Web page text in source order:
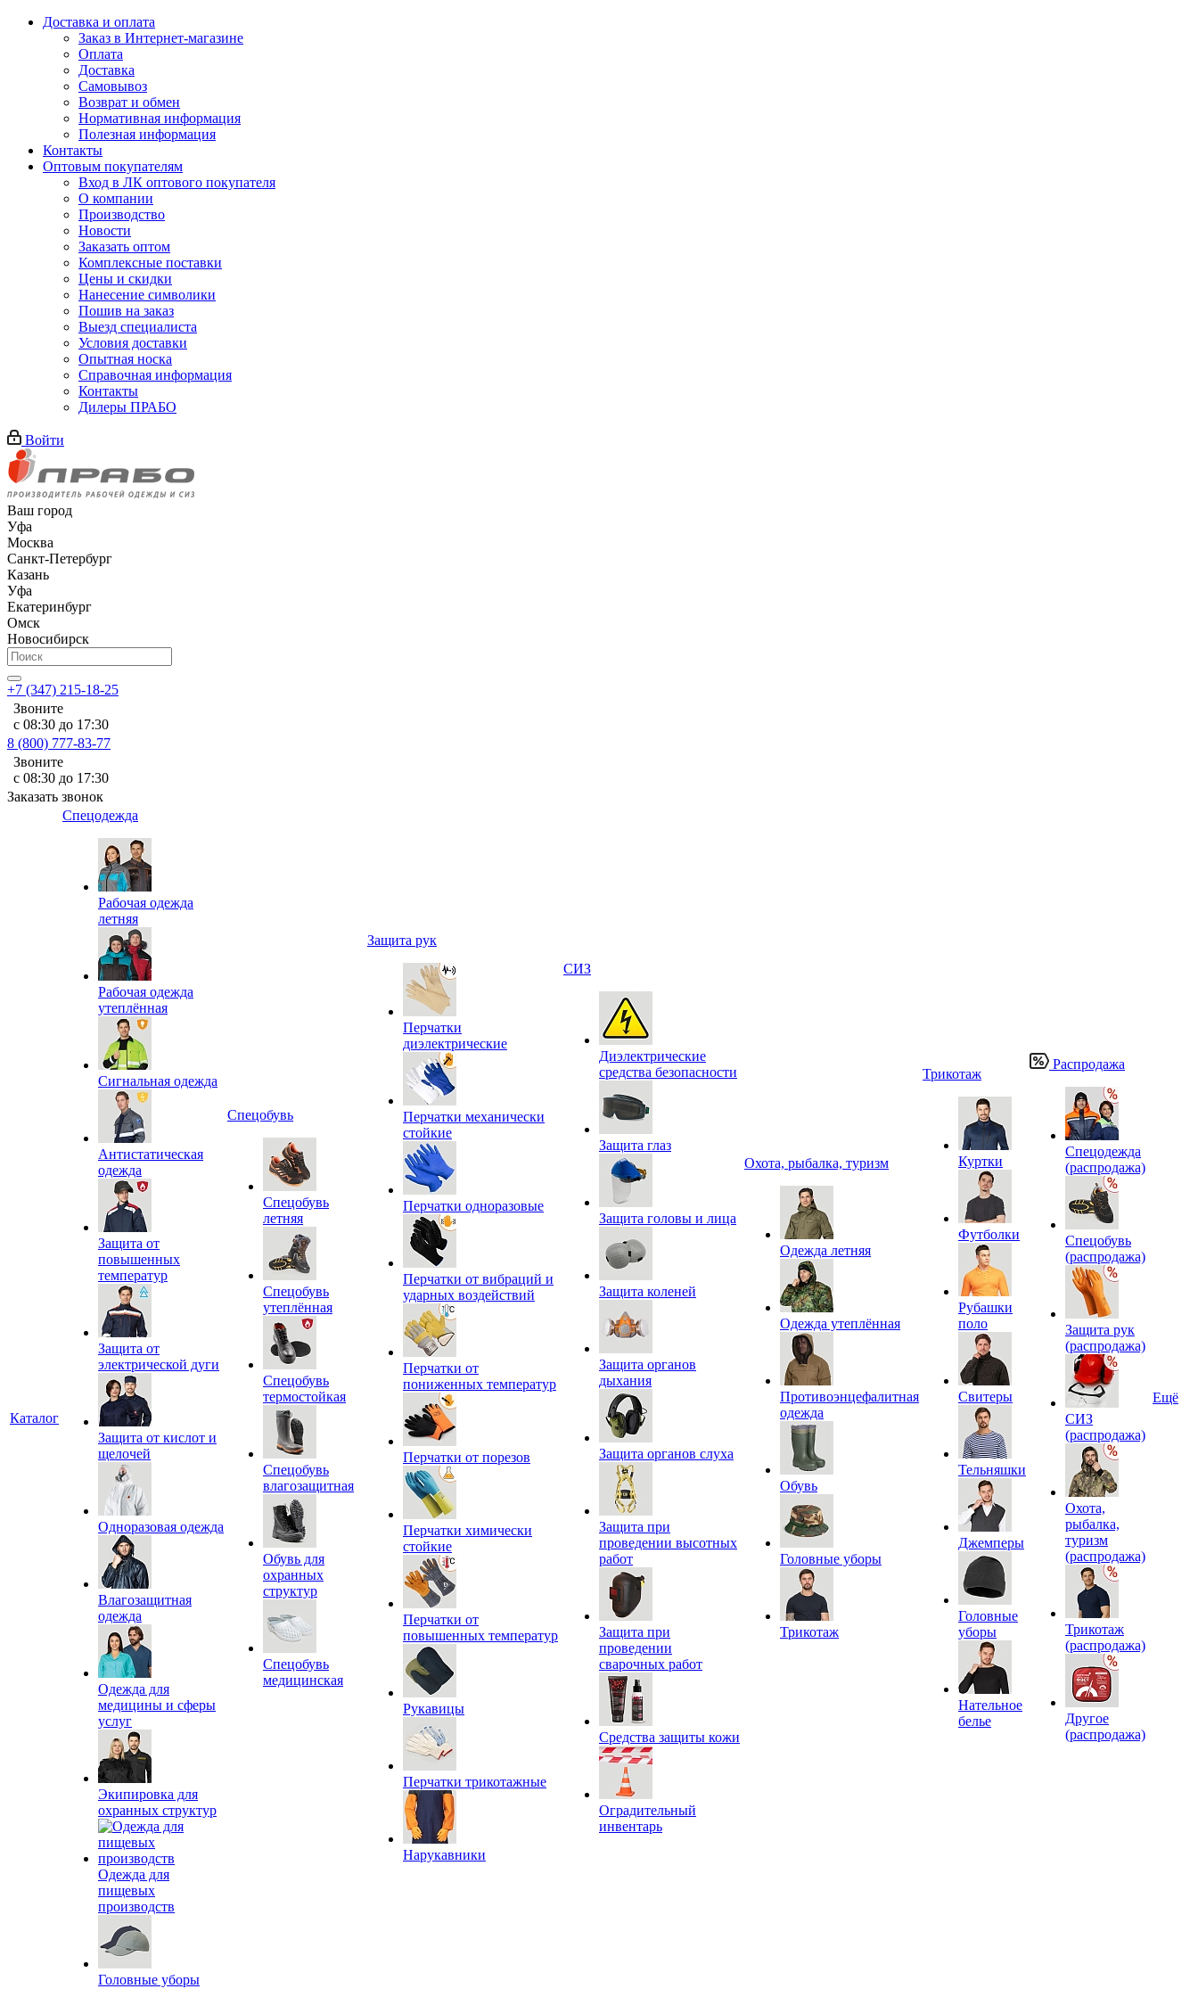
Доставка и оплата
Заказ в Интернет-магазине
Оплата
Доставка
Самовывоз
Возврат и обмен
Нормативная информация
Полезная информация
Контакты
Оптовым покупателям
Вход в ЛК оптового покупателя
О компании
Производство
Новости
Заказать оптом
Комплексные поставки
Цены и скидки
Нанесение символики
Пошив на заказ
Выезд специалиста
Условия доставки
Опытная носка
Справочная информация
Контакты
Дилеры ПРАБО
Войти
Ваш город
Уфа
Москва
Санкт-Петербург
Казань
Уфа
Екатеринбург
Омск
Новосибирск
+7 (347) 215-18-25
Звоните
с 08:30 до 17:30
8 (800) 777-83-77
Звоните
с 08:30 до 17:30
Заказать звонок
Каталог
Спецодежда
Рабочая одежда
летняя
Рабочая одежда
утеплённая
Сигнальная одежда
Антистатическая
одежда
Защита от
повышенных
температур
Защита от
электрической дуги
Защита от кислот и
щелочей
Одноразовая одежда
Влагозащитная
одежда
Одежда для
медицины и сферы
услуг
Экипировка для
охранных структур
Одежда для
пищевых
производств
Головные уборы
Спецобувь
Спецобувь
летняя
Спецобувь
утеплённая
Спецобувь
термостойкая
Спецобувь
влагозащитная
Обувь для
охранных
структур
Спецобувь
медицинская
Защита рук
Перчатки
диэлектрические
Перчатки механически
стойкие
Перчатки одноразовые
Перчатки от вибраций и
ударных воздействий
Перчатки от
пониженных температур
Перчатки от порезов
Перчатки химически
стойкие
Перчатки от
повышенных температур
Рукавицы
Перчатки трикотажные
Нарукавники
СИЗ
Диэлектрические
средства безопасности
Защита глаз
Защита головы и лица
Защита коленей
Защита органов
дыхания
Защита органов слуха
Защита при
проведении высотных
работ
Защита при
проведении
сварочных работ
Средства защиты кожи
Оградительный
инвентарь
Охота, рыбалка, туризм
Одежда летняя
Одежда утеплённая
Противоэнцефалитная
одежда
Обувь
Головные уборы
Трикотаж
Трикотаж
Куртки
Футболки
Рубашки
поло
Свитеры
Тельняшки
Джемперы
Головные
уборы
Нательное
белье
Распродажа
Спецодежда
(распродажа)
Спецобувь
(распродажа)
Защита рук
(распродажа)
СИЗ
(распродажа)
Охота,
рыбалка,
туризм
(распродажа)
Трикотаж
(распродажа)
Другое
(распродажа)
Ещё